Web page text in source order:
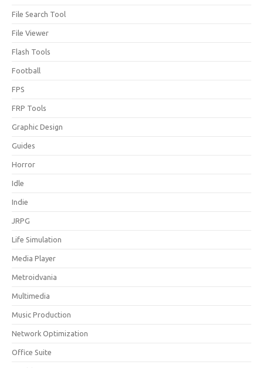
File Search Tool
File Viewer
Flash Tools
Football
FPS
FRP Tools
Graphic Design
Guides
Horror
Idle
Indie
JRPG
Life Simulation
Media Player
Metroidvania
Multimedia
Music Production
Network Optimization
Office Suite